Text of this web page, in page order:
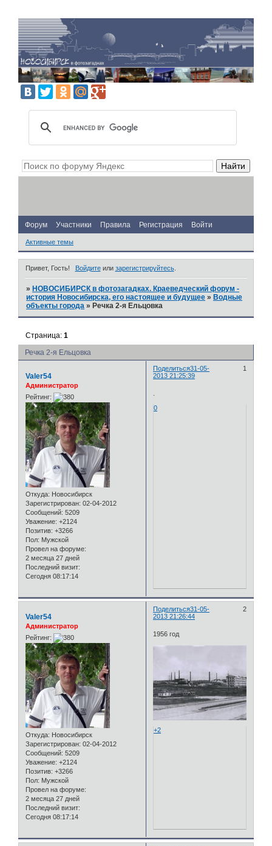
Форум Участники Правила Регистрация Войти
Активные темы
Привет, Гость! Войдитеили зарегистрируйтесь.
» НОВОСИБИРСК в фотозагадках. Краеведческий форум -
история Новосибирска, его настоящее и будущее » Водные
объекты города » Речка 2-я Ельцовка
Речка 2-я Ельцовка
Страница:1
Поделиться 1
31-05-
2013 21:25:39
Valer54
Администратор
Рейтинг:
Откуда: Новосибирск
Зарегистрирован: 02-04-2012
Сообщений: 5209
Уважение: +2124
Позитив: +3266
Пол: Мужской
Провел на форуме:
2 месяца 27 дней
Последний визит:
Сегодня 08:17:14
0
Поделиться 2
31-05-
2013 21:26:44
Valer54
Администратор
Рейтинг:
Откуда: Новосибирск
Зарегистрирован: 02-04-2012
Сообщений: 5209
Уважение: +2124
Позитив: +3266
Пол: Мужской
Провел на форуме:
2 месяца 27 дней
Последний визит:
Сегодня 08:17:14
1956 год
+2